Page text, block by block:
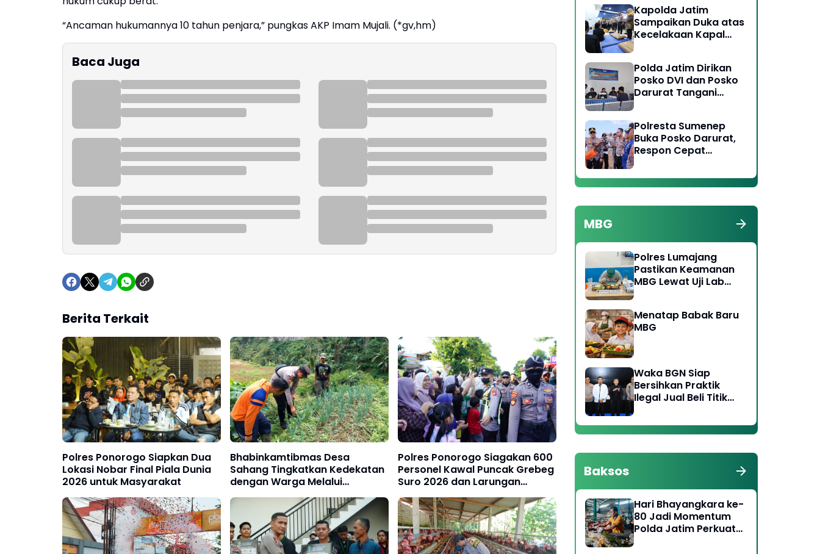
“Ancaman hukumannya 10 tahun penjara,” pungkas AKP Imam Mujali. (*gv,hm)
Baca Juga
Berita Terkait
Polres Ponorogo Siapkan Dua
Lokasi Nobar Final Piala Dunia
2026 untuk Masyarakat
Bhabinkamtibmas Desa
Sahang Tingkatkan Kedekatan
dengan Warga Melalui
Sambang Desa
Polres Ponorogo Siagakan 600
Personel Kawal Puncak Grebeg
Suro 2026 dan Larungan
Telaga Ngebel
Kapolda Jatim
Sampaikan Duka atas
Kecelakaan Kapal
Korban Hilang Terus
Dilakukan
Polda Jatim Dirikan
Posko DVI dan Posko
Darurat Tangani
Polresta Sumenep
Buka Posko Darurat,
Respon Cepat
Kebakaran KM
Mutiara Sentosa 2
MBG
Polres Lumajang
Pastikan Keamanan
MBG Lewat Uji Lab
Menatap Babak Baru
MBG
Waka BGN Siap
Bersihkan Praktik
Ilegal Jual Beli Titik
dengan Polri
Diperkuat
Baksos
Hari Bhayangkara ke-
80 Jadi Momentum
Polda Jatim Perkuat